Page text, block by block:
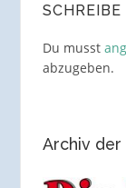
Du musst
abzugeben.
Archiv der